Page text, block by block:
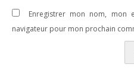
Enregistrer mon nom,
navigateur pour mon prochain